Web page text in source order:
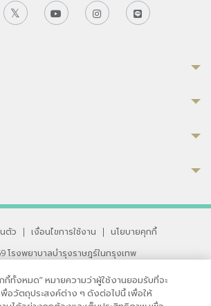
ตัว | เงื่อนไขการใช้งาน |
นโยบายคุกกี้
โรงพยาบาลบำรุงราษฎร์ในกรุงเทพ
3 เขตวัฒนา กรุงเทพ 10110 ประเทศไทย
ดเห็นหรือปัญหาในการใช้เว็บไซต์ของเรา
ทั้งหมด” หมายความว่าผู้ใช้งานยอมรับที่จะ
พื่อวัตถุประสงค์ต่าง ๆ ดังต่อไปนี้ เพื่อให้